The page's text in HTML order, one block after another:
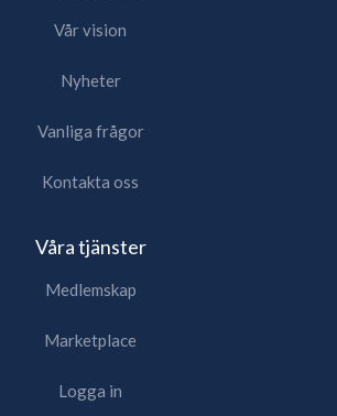
Vår vision
Nyheter
Vanliga frågor
Kontakta oss
Våra tjänster
Medlemskap
Marketplace
Logga in